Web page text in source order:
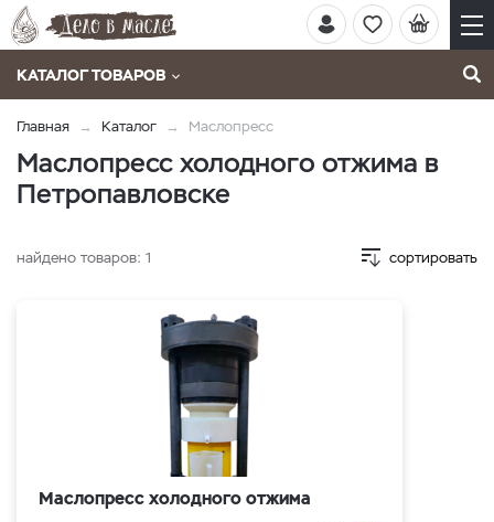
КАТАЛОГ ТОВАРОВ
Главная Каталог Маслопресс
Маслопресс холодного отжима в
Петропавловске
найдено товаров: 1 сортировать
Маслопресс холодного отжима